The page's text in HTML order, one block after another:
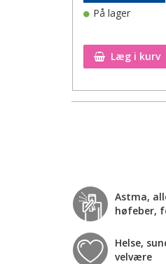
Tilføj til ønskeseddel
På lager
Læg i kurv
Astma,
høfeber,
Helse,
velvære